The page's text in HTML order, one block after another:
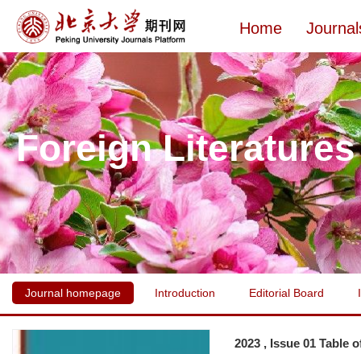
Home
Foreign Literatures
Journal homepage Introduction Editorial Board
2023 , Issue 01 Table